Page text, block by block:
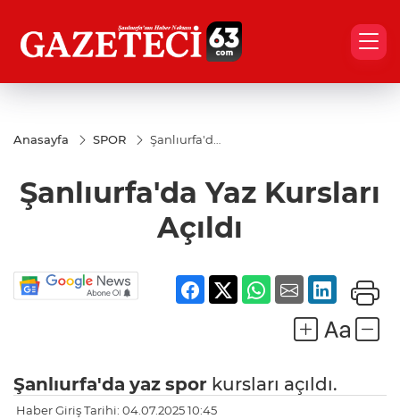
Anasayfa SPOR
Şanlıurfa'da
Şanlıurfa'da Yaz Kursları
Açıldı
Şanlıurfa'da yaz spor kursları açıldı.
Haber Giriş Tarihi: 04.07.2025 10:45